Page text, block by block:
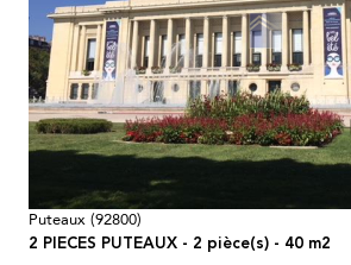
voir le bien
Puteaux (92800)
2 PIECES PUTEAUX - 2 pièce(s) - 40 m2